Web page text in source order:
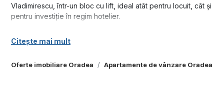
Oferte imobiliare Oradea Apartamente de vânzare Oradea
Vladimirescu, într-un bloc cu lift, ideal atât pentru locuit, cât și
pentru investiție în regim hotelier.
* Balcon: 6 mp
Citește mai mult